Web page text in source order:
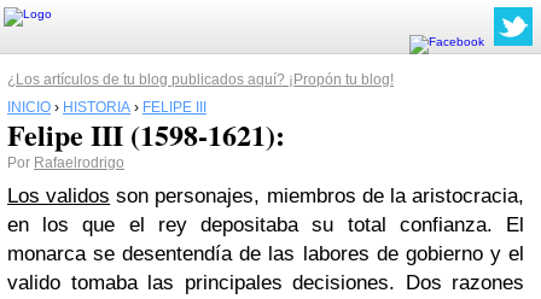
¿Los artículos de tu blog publicados aquí? ¡Propón tu blog!
INICIO › HISTORIA › FELIPE III
Felipe III (1598-1621):
Por Rafaelrodrigo
Los validos son personajes, miembros de la aristocracia,
en los que el rey depositaba su total confianza. El
monarca se desentendía de las labores de gobierno y el
valido tomaba las principales decisiones. Dos razones